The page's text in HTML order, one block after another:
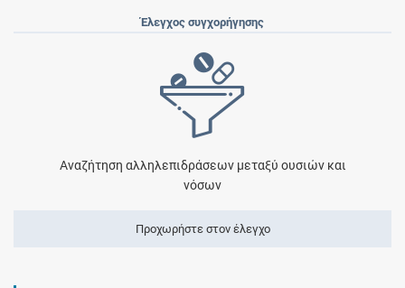
Έλεγχος συγχορήγησης
Αναζήτηση αλληλεπιδράσεων μεταξύ ουσιών και
νόσων
Προχωρήστε στον έλεγχο